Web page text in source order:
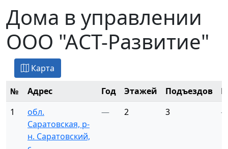
Дома в управлении
ООО "АСТ-Развитие"
Карта
№ Адрес Год Этажей Подъездов
1
обл.
Саратовская, р-
н. Саратовский,
— 2 3